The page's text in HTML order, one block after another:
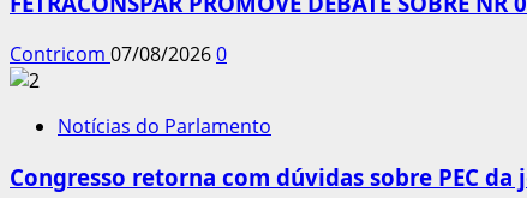
Contricom 07/08/20260
Notícias do Parlamento
Congresso retorna com dúvidas sobre PEC